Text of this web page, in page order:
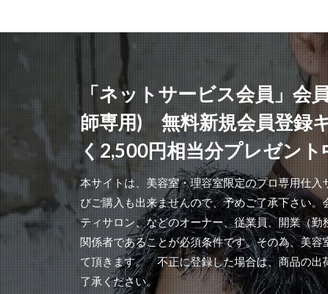
「ネットサービス会員」
師専用) 無料新規会員登録
く2,500円相当分プレゼン
本サイトは、美容室・理容室限定のプロ専用仕
びご購入も出来ませんので、予めご了承下さい
ティサロン、などのオーナー、従業員、開業（
関係者であることが必須条件です。その為、美
て頂きます。 不正に登録した場合は、商品の出
了承ください。